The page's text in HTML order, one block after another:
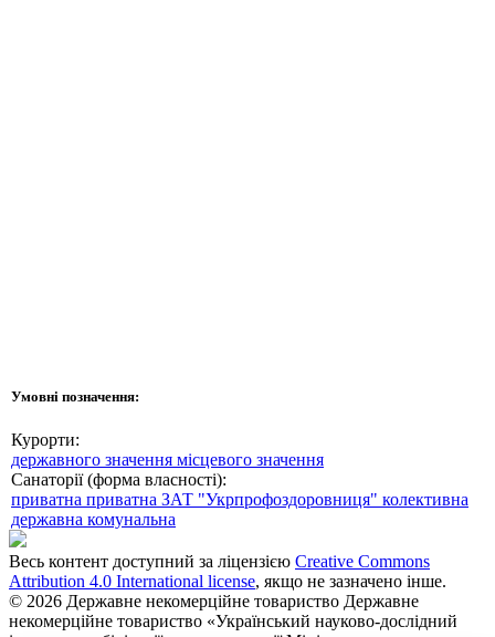
Умовні позначення:
Курорти:
державного значення місцевого значення
Санаторії (форма власності):
приватна приватна ЗАТ "Укрпрофоздоровниця" колективна
державна комунальна
Весь контент доступний за ліцензією Creative Commons
Attribution 4.0 International license, якщо не зазначено інше.
© 2026 Державне некомерційне товариство Державне
некомерційне товариство «Український науково-дослідний